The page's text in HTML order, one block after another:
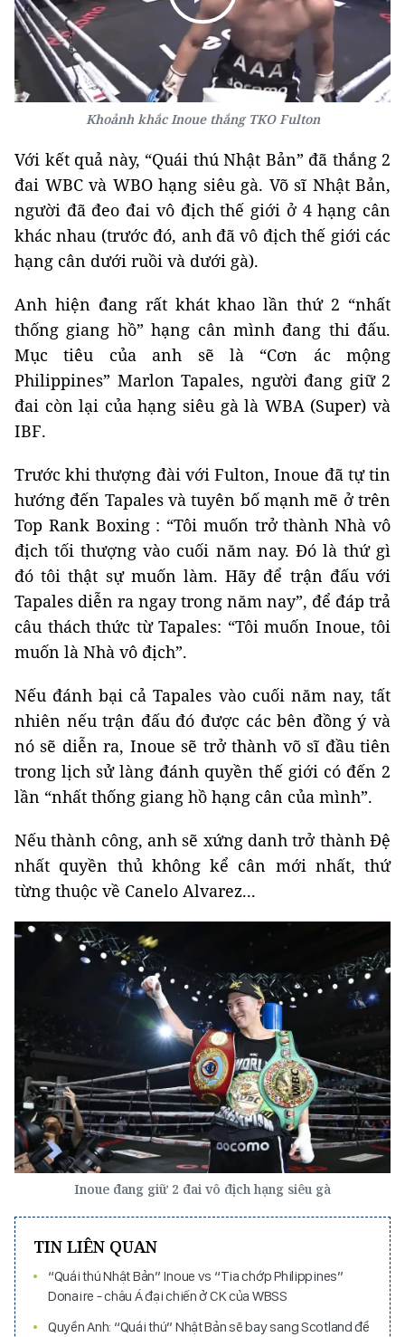
Khoảnh khắc Inoue thắng TKO Fulton
Với kết quả này, “Quái thú Nhật Bản” đã thắng 2
đai WBC và WBO hạng siêu gà. Võ sĩ Nhật Bản,
người đã đeo đai vô địch thế giới ở 4 hạng cân
khác nhau (trước đó, anh đã vô địch thế giới các
hạng cân dưới ruồi và dưới gà).
Anh hiện đang rất khát khao lần thứ 2 “nhất
thống giang hồ” hạng cân mình đang thi đấu.
Mục tiêu của anh sẽ là “Cơn ác mộng
Philippines” Marlon Tapales, người đang giữ 2
đai còn lại của hạng siêu gà là WBA (Super) và
IBF.
Trước khi thượng đài với Fulton, Inoue đã tự tin
hướng đến Tapales và tuyên bố mạnh mẽ ở trên
Top Rank Boxing : “Tôi muốn trở thành Nhà vô
địch tối thượng vào cuối năm nay. Đó là thứ gì
đó tôi thật sự muốn làm. Hãy để trận đấu với
Tapales diễn ra ngay trong năm nay”, để đáp trả
câu thách thức từ Tapales: “Tôi muốn Inoue, tôi
muốn là Nhà vô địch”.
Nếu đánh bại cả Tapales vào cuối năm nay, tất
nhiên nếu trận đấu đó được các bên đồng ý và
nó sẽ diễn ra, Inoue sẽ trở thành võ sĩ đầu tiên
trong lịch sử làng đánh quyền thế giới có đến 2
lần “nhất thống giang hồ hạng cân của mình”.
Nếu thành công, anh sẽ xứng danh trở thành Đệ
nhất quyền thủ không kể cân mới nhất, thứ
từng thuộc về Canelo Alvarez...
Inoue đang giữ 2 đai vô địch hạng siêu gà
TIN LIÊN QUAN
“Quái thú Nhật Bản” Inoue vs “Tia chớp Philippines”
Donaire - châu Á đại chiến ở CK của WBSS
Quyền Anh: “Quái thú” Nhật Bản sẽ bay sang Scotland để